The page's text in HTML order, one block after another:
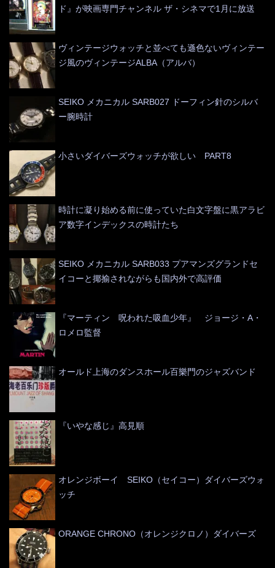
ド』が映画専門チャンネル ザ・シネマで1月に放送
ヴィンテージウォッチと並べても遜色ないヴィンテー
ジ風のヴィンテージALBA（アルバ）
SEIKO メカニカル SARB027 ドーフィン針のシルバ
ー腕時計
小さいダイバーズウォッチが欲しい PART8
時計に凝り始める前に使っていた白文字盤に黒アラビ
ア数字インデックスの時計たち
SEIKO メカニカル SARB033 プアマンズグランドセ
イコーと揶揄されながらも国内外で高評価
『マーティン 呪われた吸血少年』 ジョージ・A・
ロメロ監督
オールド上海のダンスホール百樂門のジャズバンド
『いやな感じ』高見順
オレンジボーイ SEIKO（セイコー）ダイバーズウォ
ッチ
ORANGE CHRONO（オレンジクロノ）ダイバーズ